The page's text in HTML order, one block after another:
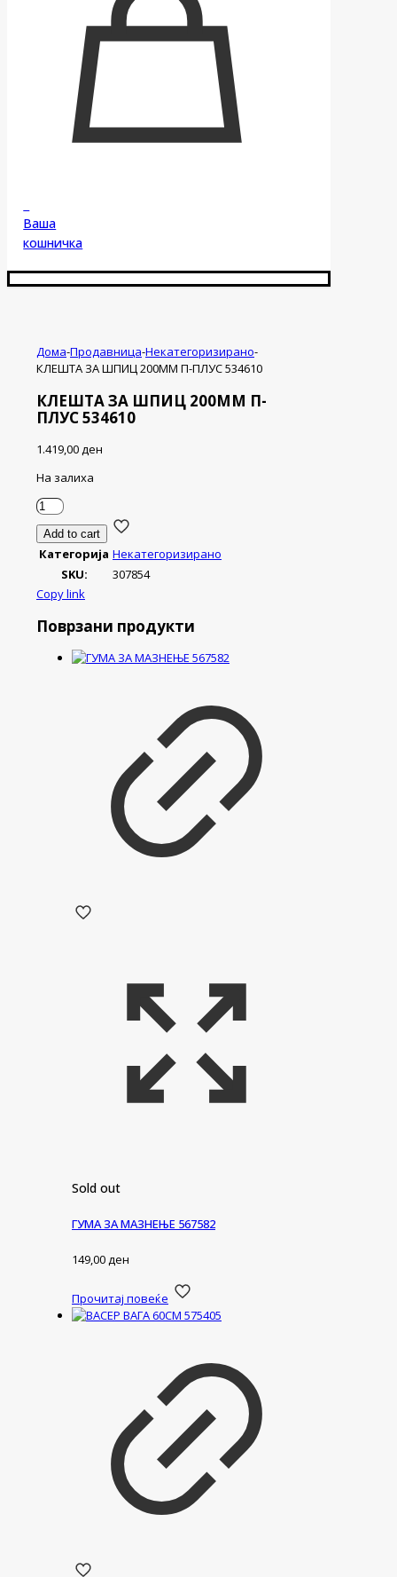
Ваша
кошничка
Дома-Продавница-Некатегоризирано-
КЛЕШТА ЗА ШПИЦ 200ММ П-ПЛУС 534610
КЛЕШТА ЗА ШПИЦ 200ММ П-
ПЛУС 534610
1.419,00ден
На залиха
КЛЕШТА
ЗА
ШПИЦ
200ММ
ПЛУС
количина
Add to cart
Категорија Некатегоризирано
SKU:
307854
Copy link
Поврзани продукти
Sold out
ГУМА ЗА МАЗНЕЊЕ 567582
149,00ден
Прочитај повеќе